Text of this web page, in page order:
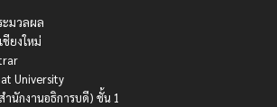
ะมวลผล
ยงใหม่
University
ำนักงานอธิการบดี) ชั้น 1